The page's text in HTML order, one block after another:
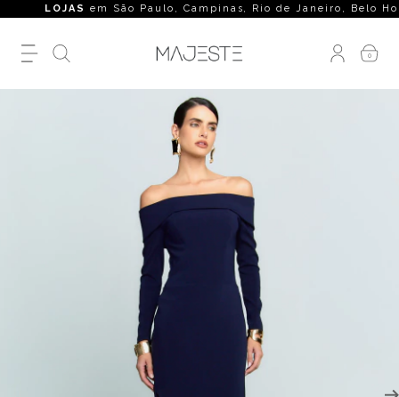
LOJASem São Paulo, Campinas, Rio de Janeiro, Belo
0